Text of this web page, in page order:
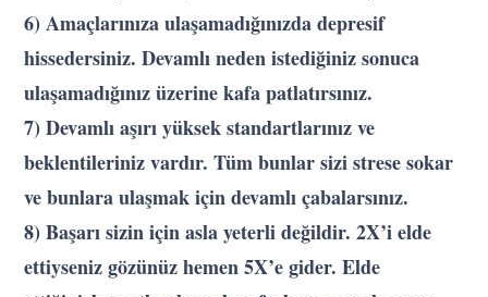
6) Amaçlarınıza ulaşamadığınızda depresif
hissedersiniz. Devamlı neden istediğiniz sonuca
ulaşamadığınız üzerine kafa patlatırsınız.
7) Devamlı aşırı yüksek standartlarınız ve
beklentileriniz vardır. Tüm bunlar sizi strese sokar
ve bunlara ulaşmak için devamlı çabalarsınız.
8) Başarı sizin için asla yeterli değildir. 2X’i elde
ettiyseniz gözünüz hemen 5X’e gider. Elde